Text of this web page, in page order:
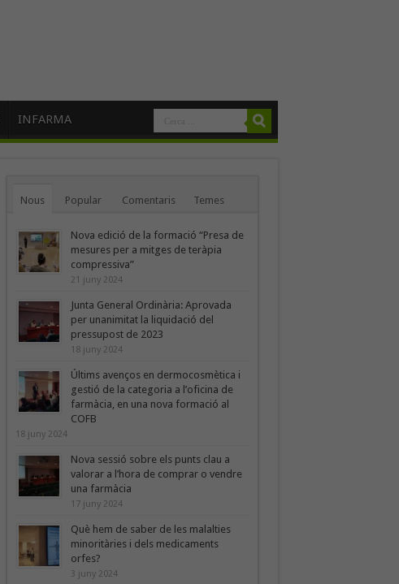
INFARMA
Nous Popular Comentaris Temes
Nova edició de la formació “Presa de
mesures per a mitges de teràpia
compressiva”
21 juny 2024
Junta General Ordinària: Aprovada
per unanimitat la liquidació del
pressupost de 2023
18 juny 2024
Últims avenços en dermocosmètica i
gestió de la categoria a l’oficina de
farmàcia, en una nova formació al
COFB
18 juny 2024
Nova sessió sobre els punts clau a
valorar a l’hora de comprar o vendre
una farmàcia
17 juny 2024
Què hem de saber de les malalties
minoritàries i dels medicaments
orfes?
3 juny 2024